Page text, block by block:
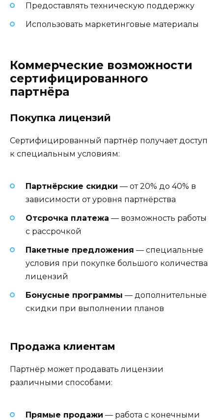
Предоставлять техническую поддержку
Использовать маркетинговые материалы
Коммерческие возможности
сертифицированного
партнёра
Покупка лицензий
Сертифицированный партнёр получает доступ
к специальным условиям:
Партнёрские скидки — от 20% до 40% в
зависимости от уровня партнёрства
Отсрочка платежа — возможность работы
с рассрочкой
Пакетные предложения — специальные
условия при покупке большого количества
лицензий
Бонусные программы — дополнительные
скидки при выполнении планов
Продажа клиентам
Партнёр может продавать лицензии
различными способами:
Прямые продажи — работа с конечными